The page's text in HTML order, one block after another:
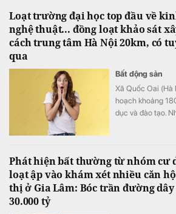
Loạt trường đại học top đầu về
nghệ thuật... đồng loạt khảo sát
cách trung tâm Hà Nội 20km, có
qua
Bất động sản
Xã Quốc Oai (Hà
hoạch khoảng
dục và đào tạo.
Phát hiện bất thường từ nhóm cư
loạt ập vào khám xét nhiều căn
thị ở Gia Lâm: Bóc trần đường
30.000 tỷ